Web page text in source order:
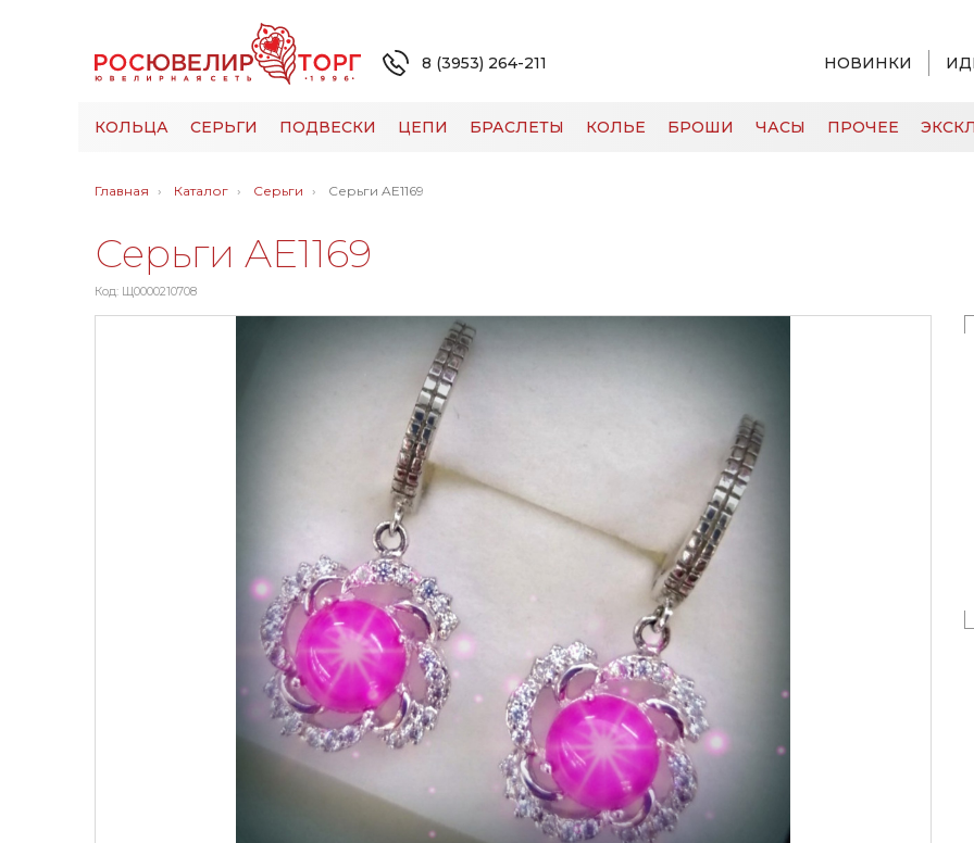
8 (3953) 264-211 НОВИНКИ
КОЛЬЦА СЕРЬГИ ПОДВЕСКИ ЦЕПИ БРАСЛЕТЫ КОЛЬЕ БРОШИ ЧАСЫ ПРОЧЕЕ
Главная Каталог Серьги Серьги AE1169
Серьги AE1169
Код: Щ0000210708